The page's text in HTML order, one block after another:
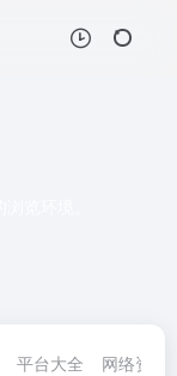
平台大全 网络资源